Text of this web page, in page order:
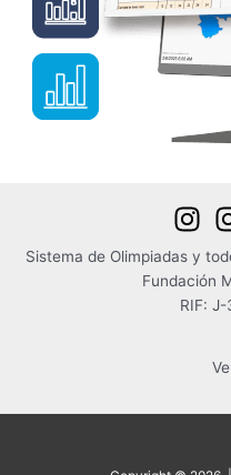
Sistema de Olimpiadas y
Fundación
RIF: